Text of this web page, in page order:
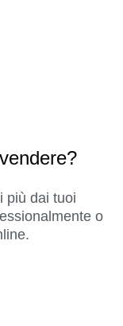
più dai tuoi
o